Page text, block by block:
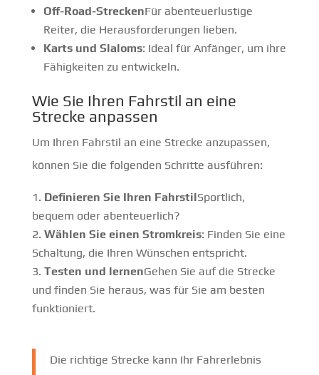
Off-Road-StreckenFür abenteuerlustige
Reiter, die Herausforderungen lieben.
Karts und Slaloms: Ideal für Anfänger, um ihre
Fähigkeiten zu entwickeln.
Wie Sie Ihren Fahrstil an eine
Strecke anpassen
Um Ihren Fahrstil an eine Strecke anzupassen,
können Sie die folgenden Schritte ausführen:
Definieren Sie Ihren FahrstilSportlich,
bequem oder abenteuerlich?
Wählen Sie einen Stromkreis: Finden Sie eine
Schaltung, die Ihren Wünschen entspricht.
Testen und lernenGehen Sie auf die Strecke
und finden Sie heraus, was für Sie am besten
funktioniert.
Die richtige Strecke kann Ihr Fahrerlebnis